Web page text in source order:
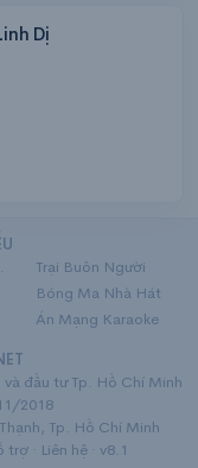
Dị
Hộ Linh Tráng Sĩ: Bí Ẩn Mộ Vua Đinh
Trại Buôn Người
Bóng Ma Nhà Hát
Án Mạng Karaoke
đầu tư Tp. Hồ Chí Minh
2018
Tp. Hồ Chí Minh
trợ Liên hệ · v8.1